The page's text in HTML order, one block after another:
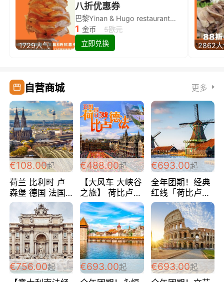
1729人气
八折优惠券
巴黎Yinan & Hugo restaurant除简餐类全场8折
1 金币
5欧元
立即兑换
2862
自营商城 更多
€108.00起
荷兰 比利时 卢
森堡 德国 法国
超爽玩遍西欧 循
环线 全程四星宾
馆 108欧/人/天
€488.00起
【大风车 大峡谷
之旅】 荷比卢德
法 巴黎上下 经
典五国四日游
488欧/人
€693.00起
全年团期！经典
红线「荷比卢德
法」七天循环 五
国 仅售99欧/人/
天！巴黎上下！
包拼房~
€756.00起 €693.00起 €693.00起